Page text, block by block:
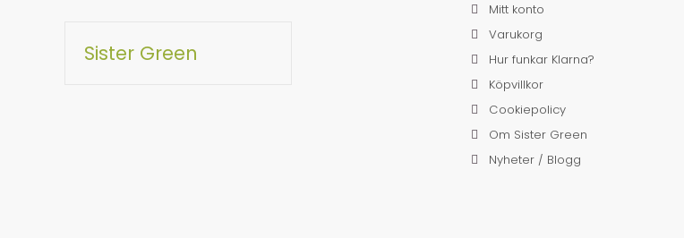
Sister Green
Mitt konto
Varukorg
Hur funkar Klarna?
Köpvillkor
Cookiepolicy
Om Sister Green
Nyheter / Blogg